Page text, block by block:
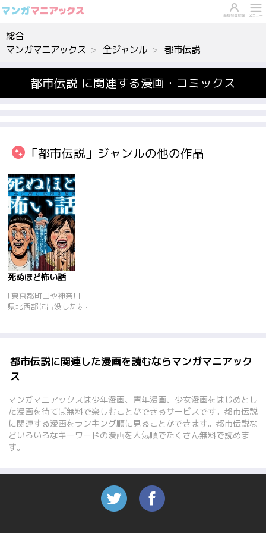
総合
マンガマニアックス
全ジャンル 都市伝説
都市伝説 に関連する漫画・コミックス
「都市伝説」ジャンルの他の作品
死ぬほど怖い話
｢東京都町田や神奈川
県北西部に出没したと
ミクシィ会員を慄然と
させたネットの怪
人、“ヨシムジさん”、
の追跡ツール!アイフ
ォンストーカー
――etc.人間の狂気か
ら心霊話まで、夏にピ
ッタリなゾッとする怖
都市伝説に関連した漫画を読むならマンガマニアック
ス
マンガマニアックスは少年漫画、青年漫画、少女漫画をはじめとし
た漫画を待てば無料で楽しむことができるサービスです。都市伝説
に関連する漫画をランキング順に見ることができます。都市伝説な
どいろいろなキーワードの漫画を人気順でたくさん無料で読めま
す。